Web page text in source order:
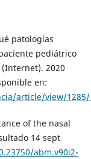
patologías
pediátrico
2020
en:
article/view/1285/
of the nasal
14 sept
abm.v90i2-